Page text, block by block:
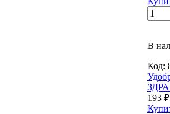
В
Код:
193 ₽